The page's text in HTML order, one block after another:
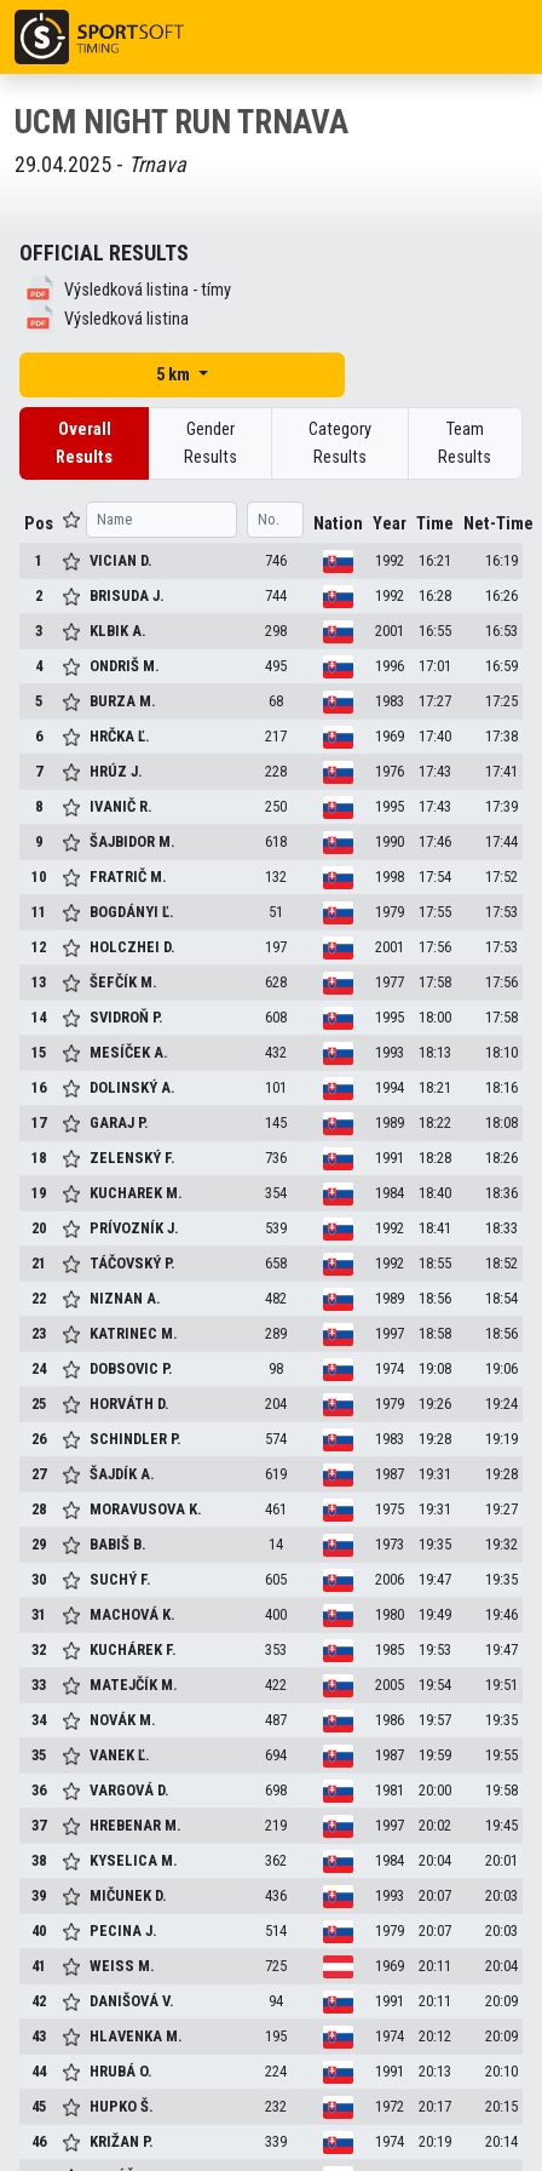
UCM NIGHT RUN TRNAVA
29.04.2025 - Trnava
OFFICIAL RESULTS
Výsledková listina - tímy
Výsledková listina
5 km
Overall
Results
Gender
Results
Category
Results
Team
Results
Pos Nation Year Time Net-Time
1 VICIAN D. 746 1992 16:21
16:19
2
BRISUDAJ. 744 1992 16:28
16:26
3
KLBIKA. 298 2001 16:55
16:53
4
ONDRIŠ M. 495 1996 17:01
16:59
5
BURZA M. 68 1983 17:27
17:25
6
HRČKAĽ. 217 1969 17:40
17:38
7
HRÚZJ. 228 1976 17:43
17:41
8
IVANIČ R. 250 1995 17:43
17:39
9
ŠAJBIDOR M. 618 1990 17:46
17:44
10
FRATRIČ M. 132 1998 17:54
17:52
11
BOGDÁNYIĽ. 51 1979 17:55
17:53
12
HOLCZHEI D. 197 2001 17:56
17:53
13
ŠEFČÍK M. 628 1977 17:58
17:56
14
SVIDROŇ P. 608 1995 18:00
17:58
15
MESÍČEKA. 432 1993 18:13
18:10
16
DOLINSKÝA. 101 1994 18:21
18:16
17
GARAJ P. 145 1989 18:22
18:08
18
ZELENSKÝ F. 736 1991 18:28
18:26
19
KUCHAREK M. 354 1984 18:40
18:36
20
PRÍVOZNÍKJ. 539 1992 18:41
18:33
21
TÁČOVSKÝ P. 658 1992 18:55
18:52
22
NIZNANA. 482 1989 18:56
18:54
23
KATRINEC M. 289 1997 18:58
18:56
24
DOBSOVIC P. 98 1974 19:08
19:06
25
HORVÁTH D. 204 1979 19:26
19:24
26
SCHINDLER P. 574 1983 19:28
19:19
27
ŠAJDÍKA. 619 1987 19:31
19:28
28
MORAVUSOVA K. 461 1975 19:31
19:27
29
BABIŠ B. 14 1973 19:35
19:32
30
SUCHÝ F. 605 2006 19:47
19:35
31
MACHOVÁ K. 400 1980 19:49
19:46
32
KUCHÁREK F. 353 1985 19:53
19:47
33
MATEJČÍK M. 422 2005 19:54
19:51
34
NOVÁK M. 487 1986 19:57
19:35
35
VANEKĽ. 694 1987 19:59
19:55
36
VARGOVÁ D. 698 1981 20:00
19:58
37
HREBENAR M. 219 1997 20:02
19:45
38
KYSELICA M. 362 1984 20:04
20:01
39
MIČUNEK D. 436 1993 20:07
20:03
40
PECINAJ. 514 1979 20:07
20:03
41
WEISS M. 725 1969 20:11
20:04
42
DANIŠOVÁV. 94 1991 20:11
20:09
43
HLAVENKA M. 195 1974 20:12
20:09
44
HRUBÁ O. 224 1991 20:13
20:10
45
HUPKOŠ. 232 1972 20:17
20:15
46
KRIŽAN P. 339 1974 20:19
20:14